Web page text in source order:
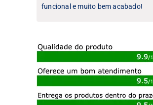
funcional e muito bem acabado!